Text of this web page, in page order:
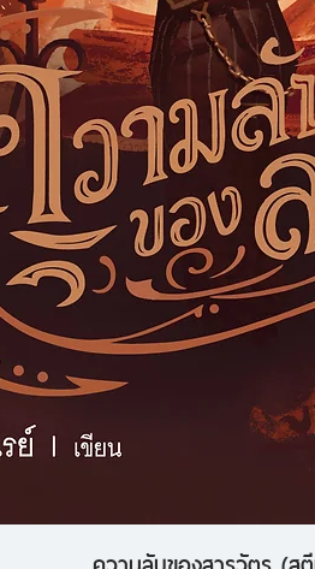
ดูข้อมูลด่วน